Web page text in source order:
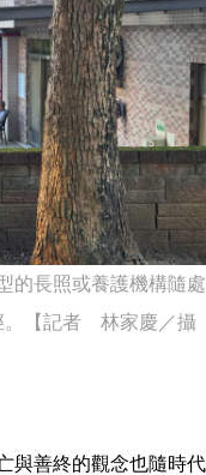
的長照或養護機構隨處
。【記者 林家慶／攝
與善終的觀念也隨時代